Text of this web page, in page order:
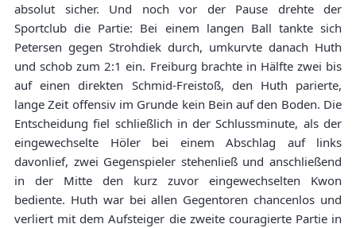
absolut sicher. Und noch vor der Pause drehte der
Sportclub die Partie: Bei einem langen Ball tankte sich
Petersen gegen Strohdiek durch, umkurvte danach Huth
und schob zum 2:1 ein. Freiburg brachte in Hälfte zwei bis
auf einen direkten Schmid-Freistoß, den Huth parierte,
lange Zeit offensiv im Grunde kein Bein auf den Boden. Die
Entscheidung fiel schließlich in der Schlussminute, als der
eingewechselte Höler bei einem Abschlag auf links
davonlief, zwei Gegenspieler stehenließ und anschließend
in der Mitte den kurz zuvor eingewechselten Kwon
bediente. Huth war bei allen Gegentoren chancenlos und
verliert mit dem Aufsteiger die zweite couragierte Partie in